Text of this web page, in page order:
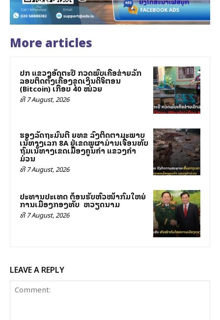
More articles
ປກສ ແຂວງອັດຕະປື ກວດພົບເຄືອຂ່າຍລັກ
ລອບຕິດຕັ້ງເຄື່ອງຂຸດເງິນດິຈິຕອນ
(Bitcoin) ເກືອບ 40 ໝ່ວຍ
ທີ 7 August, 2026
ຮອງລັດຖະມົນຕີ ຍທຂ ລົງຕິດຕາມສະພາບ
ເສັ້ນທາງເລກ 8A ຢູ່ເຂດພູຜາມ່ານເຈື່ອນທັບ
ຖົມເສັ້ນທາງເຂດເມືອງຄູນຄໍາ ແຂວງຄໍາ
ມ່ວນ
ທີ 7 August, 2026
ປະທານປະເທດ ຕ້ອນຮັບຫົວໜ້າກົມໃຫຍ່
ການເມືອງກອງທັບ ສສ ຫວຽດນາມ
ທີ 7 August, 2026
LEAVE A REPLY